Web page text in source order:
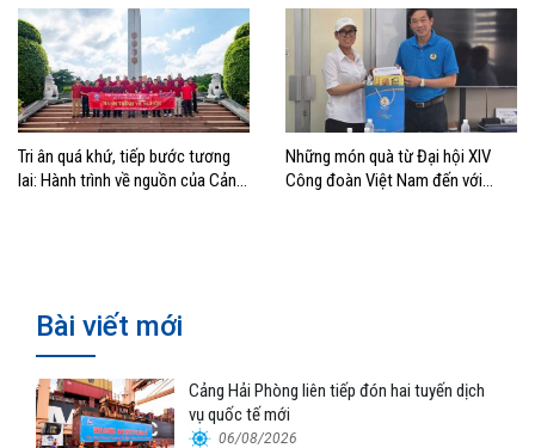
Tri ân quá khứ, tiếp bước tương
lai: Hành trình về nguồn của Cảng
Những món quà từ Đại hội XIV
Công đoàn Việt Nam đến với
Bài viết mới
Cảng Hải Phòng liên tiếp đón hai tuyến dịch
vụ quốc tế mới
06/08/2026